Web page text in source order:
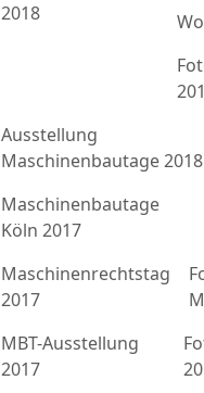
2018
Ausstellung
Maschinenbautage 2018
Maschinenbautage
Köln 2017
Maschinenrechtstag
2017
MBT-Ausstellung
2017